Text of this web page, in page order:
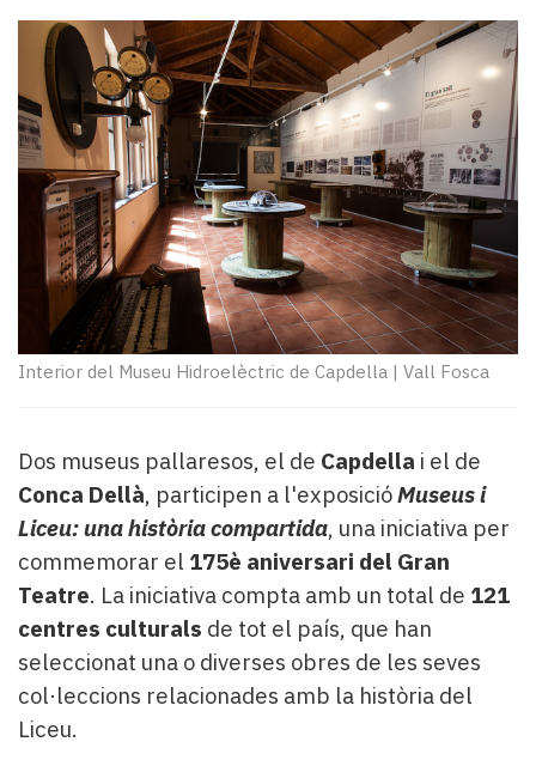
mitjans
El
temps
Reportatges
Entrevistes
Enquestes
A
escena!
Dis
la
teva!
Subscriptors
newsletter
Contingut
patrocinat
Lo
més
llegit...
Editorial
Interior del Museu Hidroelèctric de Capdella | Vall Fosca
Dos museus pallaresos, el de Capdella i el de
Conca Dellà, participen a l'exposicióMuseus i
Liceu: una història compartida, una iniciativa per
commemorar el 175è aniversari del Gran
Teatre. La iniciativa compta amb un total de 121
centres culturals de tot el país, que han
seleccionat una o diverses obres de les seves
col·leccions relacionades amb la història del
Liceu.